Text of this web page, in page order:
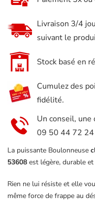
1200Nm
pneumatique
JBM
Livraison 3/4
suivant le
Stock basé en
Cumulez des
fidélité.
Un conseil, une
09 50 44 72 24
La puissante Boulonneuse
53608 est légère, durable
Rien ne lui résiste et elle
même force de frappe au